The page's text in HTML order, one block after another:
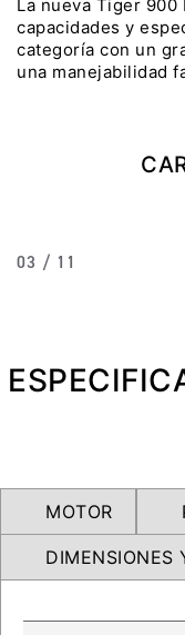
Precio desde
Precio desde
TRIDENT 660
NEWTRIDENT
Precio desde
La nueva Tiger 900
capacidades y
categoría con un
una manejabilidad
03 / 11
MOTOR
DIMENSIONES